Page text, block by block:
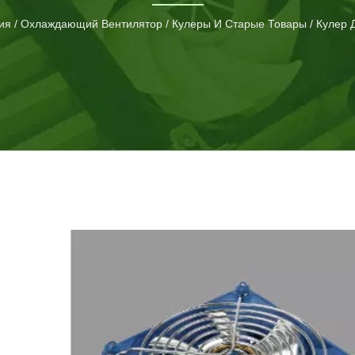
постоянно предоставляем инновационные
жизненными потребностями,
/ Охлаждающий Вентилятор / Кулеры И Старые Товары / Кулер